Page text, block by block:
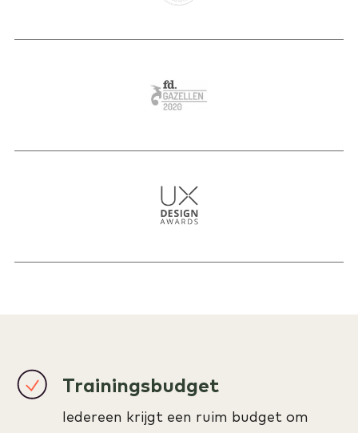
Trainingsbudget
Iedereen krijgt een ruim budget om